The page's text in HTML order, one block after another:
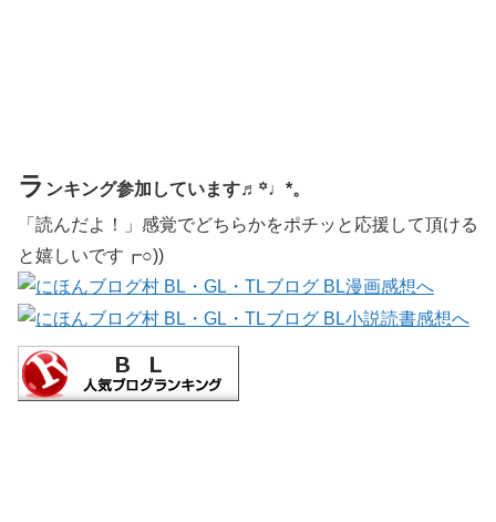
ラ ンキング参加しています♬꙳♩*。
「読んだよ！」感覚でどちらかをポチッと応援して頂ける
と嬉しいです┏○))